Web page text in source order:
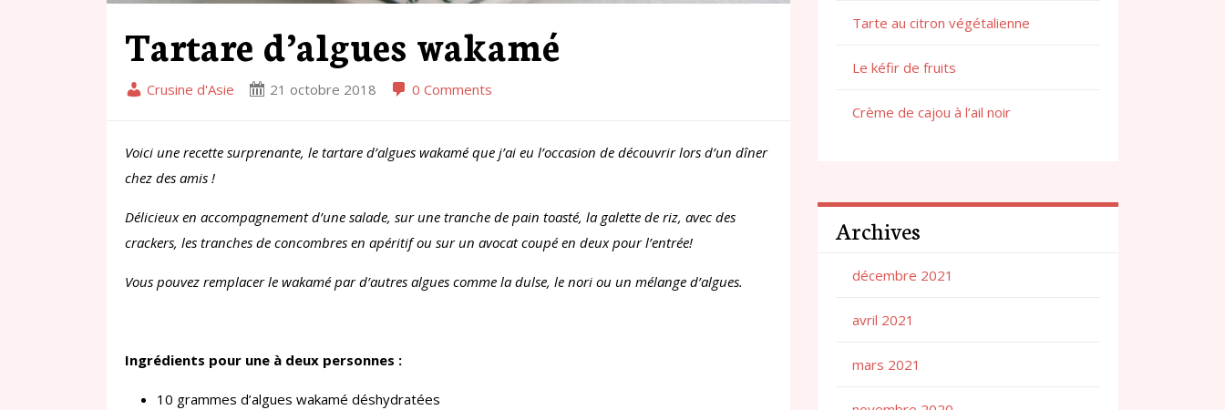
Tartare d’algues wakamé
Crusine d'Asie 21 octobre 2018 0 Comments
Voici une recette surprenante, le tartare d’algues wakamé que j’ai eu l’occasion de découvrir lors d’un dîner
chez des amis !
Délicieux en accompagnement d’une salade, sur une tranche de pain toasté, la galette de riz, avec des
crackers, les tranches de concombres en apéritif ou sur un avocat coupé en deux pour l’entrée!
Vous pouvez remplacer le wakamé par d’autres algues comme la dulse, le nori ou un mélange d’algues.
Ingrédients pour une à deux personnes :
10 grammes d’algues wakamé déshydratées
Tarte au citron végétalienne
Le kéfir de fruits
Crème de cajou à l’ail noir
Archives
décembre 2021
avril 2021
mars 2021